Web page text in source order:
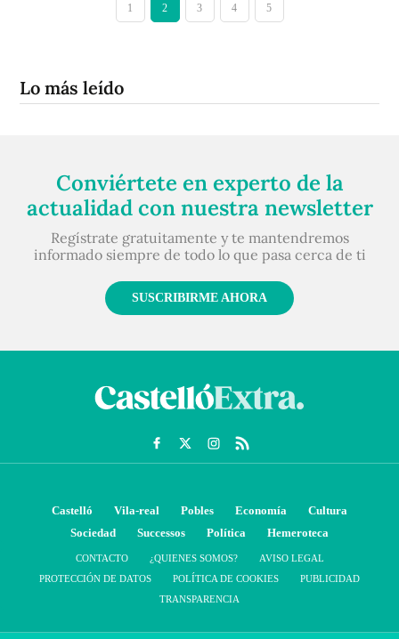
1 2 3 4 5
Lo más leído
Conviértete en experto de la
actualidad con nuestra newsletter
Regístrate gratuitamente y te mantendremos
informado siempre de todo lo que pasa cerca de ti
SUSCRIBIRME AHORA
Castelló Vila-real Pobles Economía
Cultura
Sociedad
Successos Política Hemeroteca
CONTACTO ¿QUIENES SOMOS?
AVISO LEGAL
PROTECCIÓN DE DATOS
POLÍTICA DE COOKIES
PUBLICIDAD
TRANSPARENCIA